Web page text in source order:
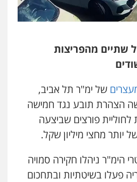
שהבזי – משרד עורכי דין
אלימלך
פשיעה חמורה תעבורה אסירים
חמצני
הון
שתיים מהפריצות
של ימ"ר תל אביב,
הצהרת תובע נגד חמישה
לחוליית פורצים שביצעה
יותר מחצי מיליון שקל.
הימ"ר ניהלו חקירה סמויה
פעלו בשיטתיות ובתחכום